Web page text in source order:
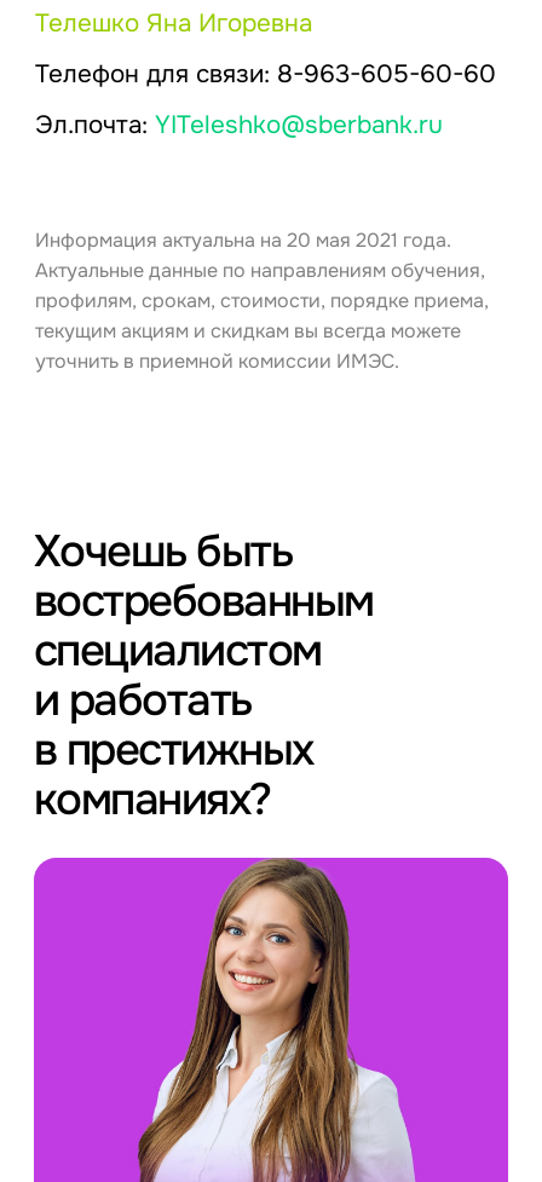
Телешко Яна Игоревна
Телефон для связи: 8-963-605-60-60
Эл.почта: YITeleshko@sberbank.ru
Информация актуальна на 20 мая 2021 года.
Актуальные данные по направлениям обучения,
профилям, срокам, стоимости, порядке приема,
текущим акциям и скидкам вы всегда можете
уточнить в приемной комиссии ИМЭС.
Хочешь быть
востребованным
специалистом
и работать
в престижных
компаниях?